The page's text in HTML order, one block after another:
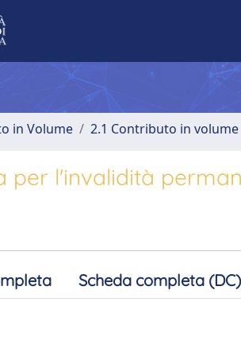
in Volume 2.1 Contributo in
per l'invalidità
Scheda completa (DC)